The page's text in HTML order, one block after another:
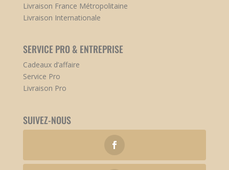
Livraison France Métropolitaine
Livraison Internationale
SERVICE PRO & ENTREPRISE
Cadeaux d’affaire
Service Pro
Livraison Pro
SUIVEZ-NOUS